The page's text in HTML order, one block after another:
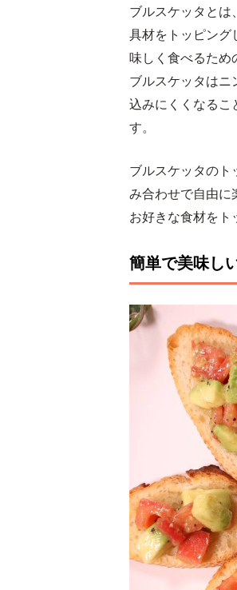
ブルスケッタとは
具材をトッピング
味しく食べるため
ブルスケッタはニ
込みにくくなるこ
す。
ブルスケッタのト
み合わせで自由に
お好きな食材をト
簡単で美味し